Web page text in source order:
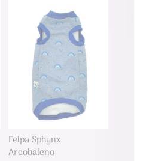
Felpa Sphynx
Arcobaleno